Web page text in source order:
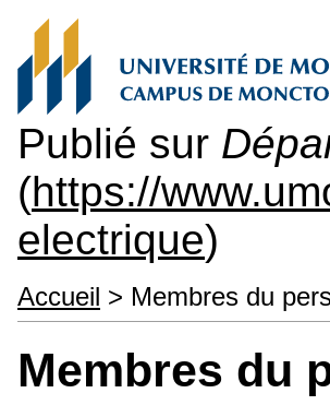
Publié sur
(https://
electrique)
Accueil > Membres du
Membres du